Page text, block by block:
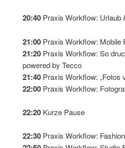
20:40Praxis Workflow: Urlaub
21:00Praxis Workflow: Mobile
21:20Praxis Workflow: So
powered by Tecco
21:40Praxis Workflow: „Fotos
22:00Praxis Workflow:
22:20Kurze Pause
22:30Praxis Workflow: